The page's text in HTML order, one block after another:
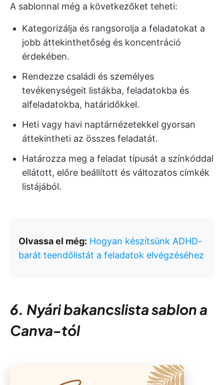
A sablonnal még a következőket teheti:
Kategorizálja és rangsorolja a feladatokat a
jobb áttekinthetőség és koncentráció
érdekében.
Rendezze családi és személyes
tevékenységeit listákba, feladatokba és
alfeladatokba, határidőkkel.
Heti vagy havi naptárnézetekkel gyorsan
áttekintheti az összes feladatát.
Határozza meg a feladat típusát a színkóddal
ellátott, előre beállított és változatos címkék
listájából.
Olvassa el még: Hogyan készítsünk ADHD-
barát teendőlistát a feladatok elvégzéséhez
6. Nyári bakancslista sablon a
Canva-tól